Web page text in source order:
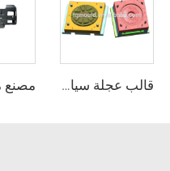
قالب عجلة سيارة من ألياف الكربون، صيني الصنع، قوالب وأدوات